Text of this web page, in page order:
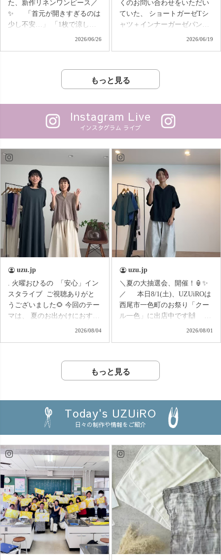
を、 今日はみんなで楽しみま
しょう😊✨ 📍7/11(土)16:30〜
す！」のコメントをお忘れな
ンツ ・ゆったりガーゼTシャ
ツ ・キーネックガーゼロンT
「気になっていたけど、ま
だ着たことがない」 そんな方
からはじめてみてください♪
あなたの“はじめての
た、新作リネンワンピース／
✨ 「首元が開きすぎるのは
少し不安…」 「1枚で涼しく
の新作ワンピースがいよいよ
登場します😊 定番の人気
アイテム「カジュアルワンピ
軽やかな着心地はそのまま
に、 首元は安心感のあるデザ
インに。 ゆったり着られるの
トで、 着るだけでオシャレが
楽しめる🙌✨ 体のラインを
拾いにくく、 一枚さらっと着
るだけで自然と大人らしくま
とまる一着です🌿 さら
に、5年前に販売していた、
TsugihagiガーゼTシャツが、
装い新たにリニューアルして
復刻😍 着用感やサイズ
感、細かなポイントは… 📺
イブで詳しくご紹介します！
ぜひライブで一緒にチェック
してくださいね😊💕
2026/06/26
くのお問い合わせをいただい
ていた、 ショートガーゼTシ
ャツ＋インナーガーゼパンツ
い」 「暑い日は締め付けのな
い服がいい」 そんな声から生
まれた、夏のごほうびセット
は、 UZUiRO定番のガーゼT
をベースに、 「もう少し丈が
短いと嬉しい！」 というお客
しなくてもバランスがとりや
すい 🌿ワイドパンツやスカー
トにも合わせやすい 🌿首元ゴ
ム仕様で着脱もラクちん
そしてセットのインナーガー
ゼパンツは、 ❄️内ももの汗
や張り付きを軽減 ❄️スパッツ
ほど暑くない ❄️お風呂上がり
やルームウェアにも◎ 知
多木綿ダブルガーゼのやさし
っと快適です♪ 実は
UZUiROクルーの中でも 「家
ではこれ一枚で過ごした
い！」 という声が出るほど☺️
✨ おうち時間はもちろん、
旅行やお泊まり、また 「肌触
のお誕生日の贈り物にもおす
すめです🎁 この夏、 頑張
2026/06/19
もっと見る
Instagram Live
インスタグラム ライブ
uzu.jp
. 火曜おひるの 「安心」イン
スタライブ ご視聴ありがと
うございました🌻 今回のテー
マは、 夏のお出かけにおすす
ーンをイメージしながら、
おすすめのコーディネートを
ご紹介しました◎ 「暑いけ
両方ほしい！」 「お出かけ
先に合わせてコーデを選びた
い♪」 そんな夏のお洋服選び
のお悩みに寄り添いなが
ら、 シーンに合わせた着こ
なしをご提案しています。 帰
省には長時間の移動でもラク
に過ごせるコーデ、 水遊び
には動きやすく、気軽に着ら
れるコーデ、 街へのお出か
けには、 涼しさを保ちながら
少しきれいめに楽しめるコー
デなど♪ 同じ夏のお出かけで
も、 行き先や過ごし方によ
2026/08/04
uzu.jp
＼夏の大抽選会、開催！🏮✨
／ 本日8/1(土)、UZUiROは
西尾市一色町のお祭り「クー
ル一色」に出店中です🙌
お祭りシーズンのワクワク
そんな思いから、 UZUiRO夏
の大抽選会を開催します🎯
LINE公式アカウント、または
ンが当たるガチャガチャをお
届け♪ なんと… 🎁 最大
1,500円OFF 🎁 ハズレなし 🎁
参加した方全員にクーポンが
当たります！ 何が出るか
は、 ガチャを引いてからのお
楽しみ🤭✨ すでにご登録い
ただいている方は、 本日届く
お知らせをぜひチェックして
くださいね📩 お祭りに来
られない方も、 オンラインで
一緒に夏祭り気分を楽しみま
しょう🏮🌿
2026/08/01
もっと見る
Today's UZUiRO
日々の制作や情報をご紹介